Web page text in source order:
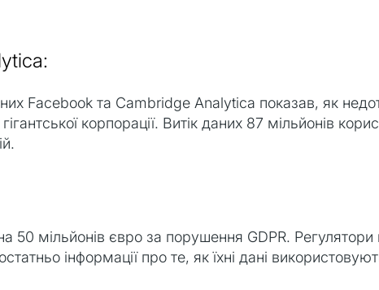
Facebook та Cambridge Analytica показав, як
корпорації. Витік даних 87 мільйонів
50 мільйонів євро за порушення GDPR.
інформації про те, як їхні дані